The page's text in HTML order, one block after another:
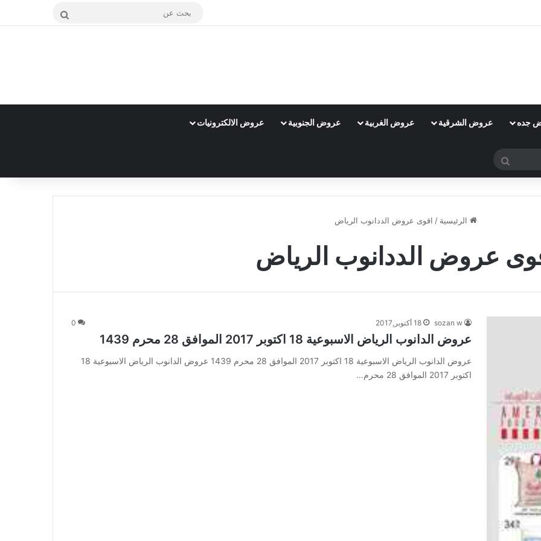
بحث
جده عروض الشرقية عروض الغربية عروض الجنوبية عروض الالكترونيات
بحث
الرئيسية / اقوى عروض الددانوب الرياض
عروض الددانوب الرياض
sozan w 18 أكتوبر,2017 0
عروض الدانوب الرياض الاسبوعية 18 اكتوبر 2017 الموافق 28 محرم 1439
عروض الدانوب الرياض الاسبوعية 18 اكتوبر 2017 الموافق 28 محرم 1439 عروض الدانوب الرياض الاسبوعية 18
اكتوبر 2017 الموافق 28 محرم…